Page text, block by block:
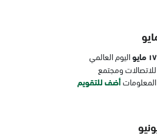
١٧ مايو
اليوم العالمي
للاتصالات ومجتمع
المعلوماتأضف للتقويم